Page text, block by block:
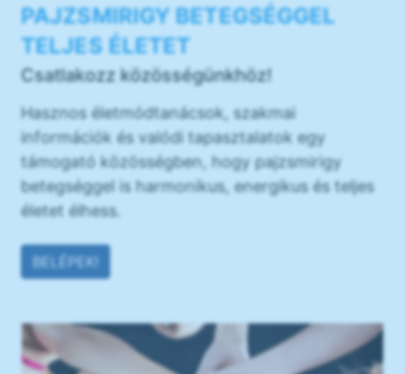
PAJZSMIRIGY BETEGSÉGGEL
TELJES ÉLETET
Csatlakozz közösségünkhöz!
Hasznos életmódtanácsok, szakmai
információk és valódi tapasztalatok egy
támogató közösségben, hogy pajzsmirigy
betegséggel is harmonikus, energikus és teljes
életet élhess.
BELÉPEK!